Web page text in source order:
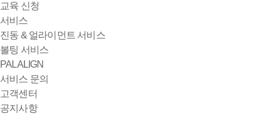
교육 신청
서비스
진동 & 얼라이먼트 서비스
볼팅 서비스
PALALIGN
서비스 문의
고객센터
공지사항